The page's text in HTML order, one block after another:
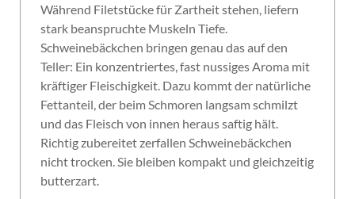
Während Filetstücke für Zartheit stehen, liefern
stark beanspruchte Muskeln Tiefe.
Schweinebäckchen bringen genau das auf den
Teller: Ein konzentriertes, fast nussiges Aroma mit
kräftiger Fleischigkeit. Dazu kommt der natürliche
Fettanteil, der beim Schmoren langsam schmilzt
und das Fleisch von innen heraus saftig hält.
Richtig zubereitet zerfallen Schweinebäckchen
nicht trocken. Sie bleiben kompakt und gleichzeitig
butterzart.